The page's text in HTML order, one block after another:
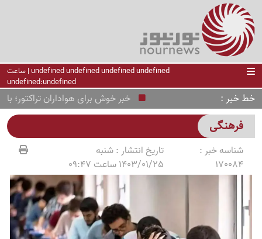
undefined undefined undefined undefined | ساعت
undefined:undefined
خط خبر خبر خوش برای هواداران تراکتور؛ بازی
فرهنگی
شناسه خبر :
170084
تاریخ انتشار :شنبه
1403/01/25 ساعت 09:47